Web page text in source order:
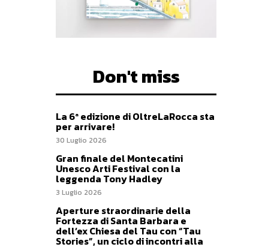
Don't miss
La 6ª edizione di OltreLaRocca sta
per arrivare!
30 Luglio 2026
Gran finale del Montecatini
Unesco Arti Festival con la
leggenda Tony Hadley
3 Luglio 2026
Aperture straordinarie della
Fortezza di Santa Barbara e
dell’ex Chiesa del Tau con “Tau
Stories”, un ciclo di incontri alla